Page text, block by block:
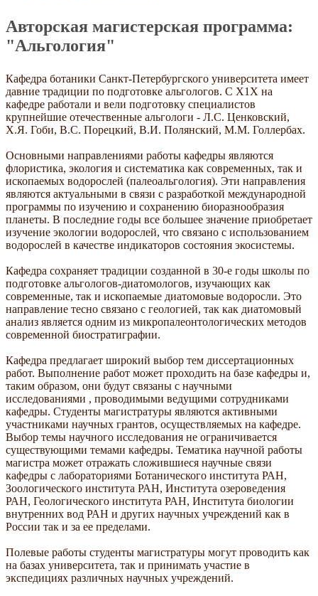
Авторская магистерская программа:
"Альгология"
Кафедра ботаники Санкт-Петербургского университета имеет
давние традиции по подготовке альгологов. С Х1Х на
кафедре работали и вели подготовку специалистов
крупнейшие отечественные альгологи - Л.С. Ценковский,
Х.Я. Гоби, В.С. Порецкий, В.И. Полянский, М.М. Голлербах.
Основными направлениями работы кафедры являются
флористика, экология и систематика как современных, так и
ископаемых водорослей (палеоальгология). Эти направления
являются актуальными в связи с разработкой международной
программы по изучению и сохранению биоразнообразия
планеты. В последние годы все большее значение приобретает
изучение экологии водорослей, что связано с использованием
водорослей в качестве индикаторов состояния экосистемы.
Кафедра сохраняет традиции созданной в 30-е годы школы по
подготовке альгологов-диатомологов, изучающих как
современные, так и ископаемые диатомовые водоросли. Это
направление тесно связано с геологией, так как диатомовый
анализ является одним из микропалеонтологических методов
современной биостратиграфии.
Кафедра предлагает широкий выбор тем диссертационных
работ. Выполнение работ может проходить на базе кафедры и,
таким образом, они будут связаны с научными
исследованиями , проводимыми ведущими сотрудниками
кафедры. Студенты магистратуры являются активными
участниками научных грантов, осуществляемых на кафедре.
Выбор темы научного исследования не ограничивается
существующими темами кафедры. Тематика научной работы
магистра может отражать сложившиеся научные связи
кафедры с лабораториями Ботанического института РАН,
Зоологического института РАН, Института озероведения
РАН, Геологического института РАН, Института биологии
внутренних вод РАН и других научных учреждений как в
России так и за ее пределами.
Полевые работы студенты магистратуры могут проводить как
на базах университета, так и принимать участие в
экспедициях различных научных учреждений.